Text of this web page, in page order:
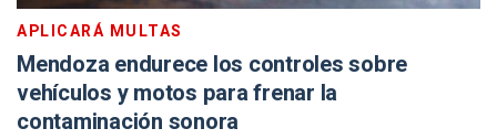
APLICARÁ MULTAS
Mendoza endurece los controles sobre
vehículos y motos para frenar la
contaminación sonora